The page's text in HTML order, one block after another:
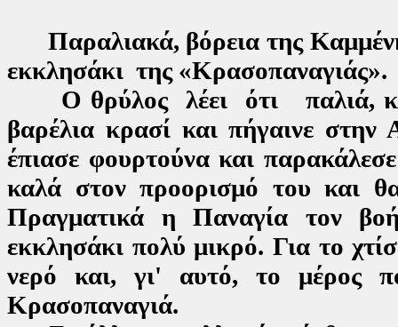
Παραλιακά, βόρεια της
εκκλησάκι της «Κρασοπαναγιάς».
Ο θρύλος λέει ότι παλιά,
βαρέλια κρασί και πήγαινε
έπιασε φουρτούνα και
καλά στον προορισμό του και
Πραγματικά η Παναγία τον
εκκλησάκι πολύ μικρό. Για το
νερό και, γι' αυτό, το μέρος
Κρασοπαναγιά.